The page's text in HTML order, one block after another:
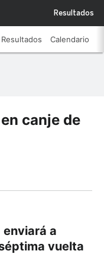
Resultados
Resultados Calendario
canje de
a
vuelta